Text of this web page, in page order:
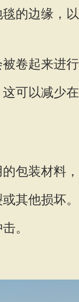
的边缘，
卷起来进
可以减少
包装材料
其他损坏
。